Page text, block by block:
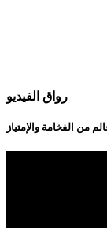
رواق الفيديو
من الفخامة والإمتياز